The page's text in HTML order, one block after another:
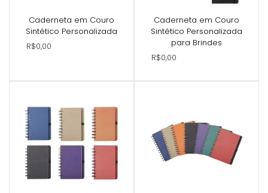
Caderneta em Couro
Sintético Personalizada
R$0,00
Caderneta em Couro
Sintético Personalizada
para Brindes
R$0,00